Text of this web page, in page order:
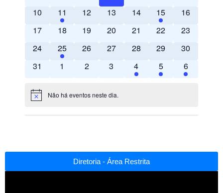
Diretoria - Área Restrita